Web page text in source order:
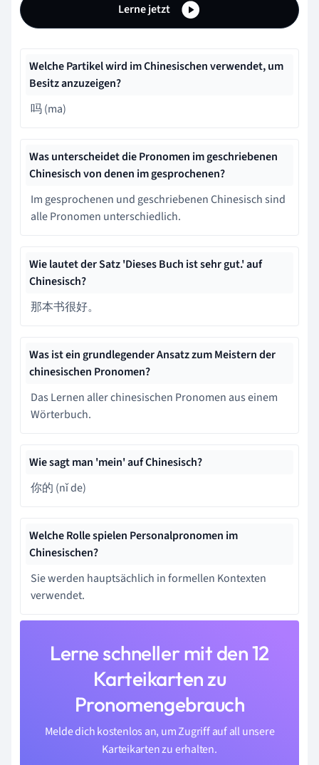
Lerne jetzt
Welche Partikel wird im Chinesischen verwendet, um
Besitz anzuzeigen?
吗 (ma)
Was unterscheidet die Pronomen im geschriebenen
Chinesisch von denen im gesprochenen?
Im gesprochenen und geschriebenen Chinesisch sind
alle Pronomen unterschiedlich.
Wie lautet der Satz 'Dieses Buch ist sehr gut.' auf
Chinesisch?
那本书很好。
Was ist ein grundlegender Ansatz zum Meistern der
chinesischen Pronomen?
Das Lernen aller chinesischen Pronomen aus einem
Wörterbuch.
Wie sagt man 'mein' auf Chinesisch?
你的 (nǐ de)
Welche Rolle spielen Personalpronomen im
Chinesischen?
Sie werden hauptsächlich in formellen Kontexten
verwendet.
Lerne schneller mit den 12
Karteikarten zu
Pronomengebrauch
Melde dich kostenlos an, um Zugriff auf all unsere
Karteikarten zu erhalten.